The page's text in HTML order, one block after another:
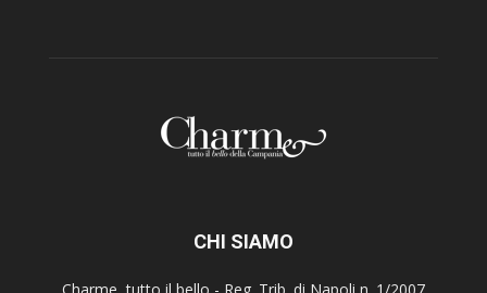
CHI SIAMO